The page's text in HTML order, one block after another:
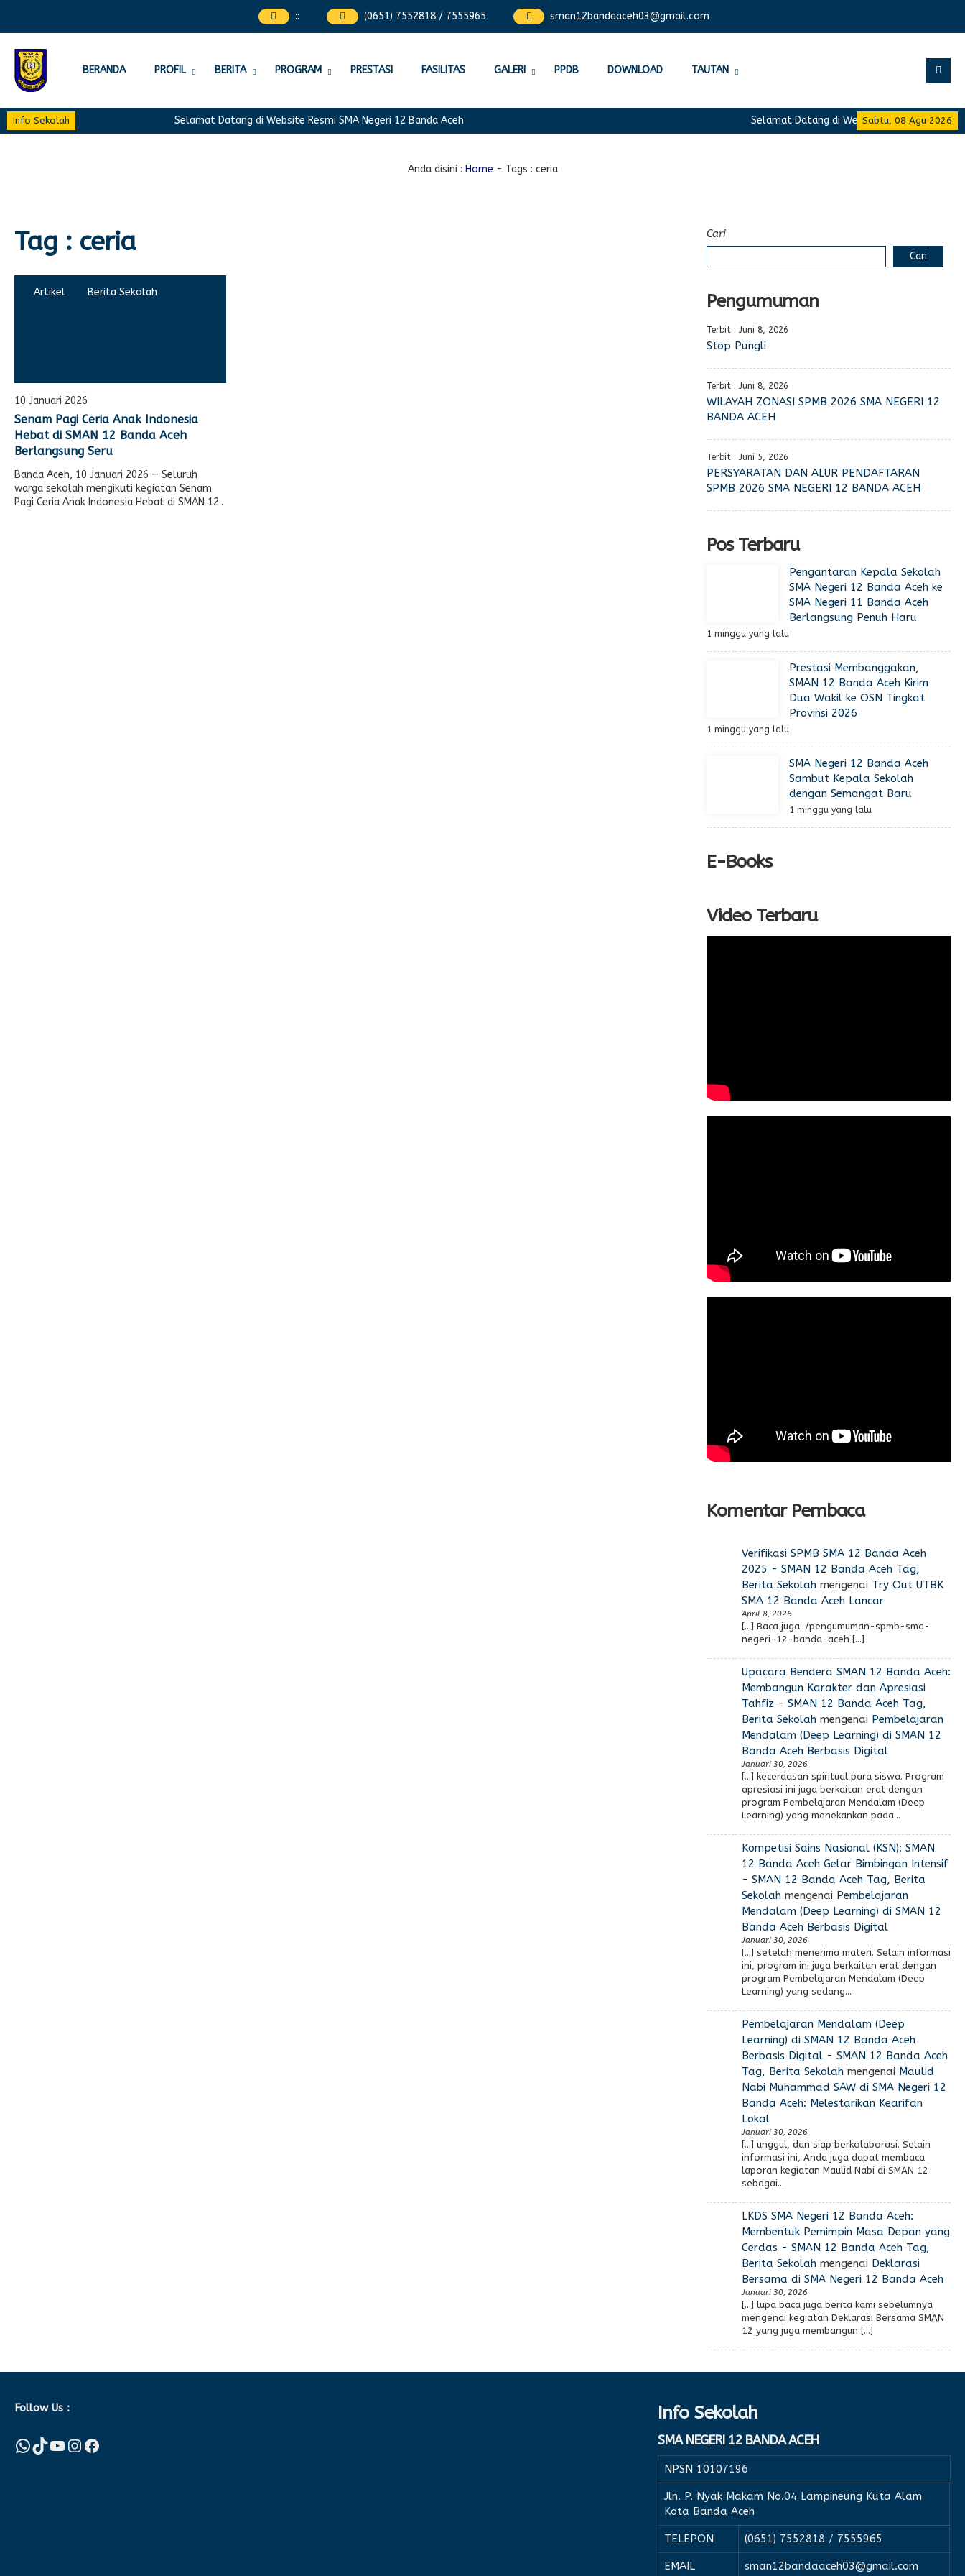
:: (0651) 7552818 / 7555965 sman12bandaaceh03@gmail.com
BERANDA PROFIL BERITA PROGRAM PRESTASI FASILITAS GALERI PPDB DOWNLOAD TAUTAN
Info Sekolah Sabtu, 08 Agu 2026
Selamat Datang di Website Resmi SMA Negeri
Selamat Datang di Website Resmi SMA Negeri 12 Banda Aceh
Anda disini : Home - Tags : ceria
Tag : ceria
Artikel Berita Sekolah
10 Januari 2026
Senam Pagi Ceria Anak Indonesia
Hebat di SMAN 12 Banda Aceh
Berlangsung Seru
Banda Aceh, 10 Januari 2026 — Seluruh
warga sekolah mengikuti kegiatan Senam
Pagi Ceria Anak Indonesia Hebat di SMAN 12..
Cari
Cari
Pengumuman
Terbit : Juni 8, 2026
Stop Pungli
Terbit : Juni 8, 2026
WILAYAH ZONASI SPMB 2026 SMA NEGERI 12
BANDA ACEH
Terbit : Juni 5, 2026
PERSYARATAN DAN ALUR PENDAFTARAN
SPMB 2026 SMA NEGERI 12 BANDA ACEH
Pos Terbaru
Pengantaran Kepala Sekolah
SMA Negeri 12 Banda Aceh ke
SMA Negeri 11 Banda Aceh
Berlangsung Penuh Haru
1 minggu yang lalu
Prestasi Membanggakan,
SMAN 12 Banda Aceh Kirim
Dua Wakil ke OSN Tingkat
Provinsi 2026
1 minggu yang lalu
SMA Negeri 12 Banda Aceh
Sambut Kepala Sekolah
dengan Semangat Baru
1 minggu yang lalu
E-Books
Video Terbaru
Komentar Pembaca
Verifikasi SPMB SMA 12 Banda Aceh
2025 - SMAN 12 Banda Aceh Tag,
Berita Sekolahmengenai Try Out UTBK
SMA 12 Banda Aceh Lancar
April 8, 2026
[…] Baca juga: /pengumuman-spmb-sma-
negeri-12-banda-aceh […]
Upacara Bendera SMAN 12 Banda Aceh:
Membangun Karakter dan Apresiasi
Tahfiz - SMAN 12 Banda Aceh Tag,
Berita Sekolahmengenai Pembelajaran
Mendalam (Deep Learning) di SMAN 12
Banda Aceh Berbasis Digital
Januari 30, 2026
[…] kecerdasan spiritual para siswa. Program
apresiasi ini juga berkaitan erat dengan
program Pembelajaran Mendalam (Deep
Learning) yang menekankan pada…
Kompetisi Sains Nasional (KSN): SMAN
12 Banda Aceh Gelar Bimbingan Intensif
- SMAN 12 Banda Aceh Tag, Berita
Sekolahmengenai Pembelajaran
Mendalam (Deep Learning) di SMAN 12
Banda Aceh Berbasis Digital
Januari 30, 2026
[…] setelah menerima materi. Selain informasi
ini, program ini juga berkaitan erat dengan
program Pembelajaran Mendalam (Deep
Learning) yang sedang…
Pembelajaran Mendalam (Deep
Learning) di SMAN 12 Banda Aceh
Berbasis Digital - SMAN 12 Banda Aceh
Tag, Berita Sekolahmengenai Maulid
Nabi Muhammad SAW di SMA Negeri 12
Banda Aceh: Melestarikan Kearifan
Lokal
Januari 30, 2026
[…] unggul, dan siap berkolaborasi. Selain
informasi ini, Anda juga dapat membaca
laporan kegiatan Maulid Nabi di SMAN 12
sebagai…
LKDS SMA Negeri 12 Banda Aceh:
Membentuk Pemimpin Masa Depan yang
Cerdas - SMAN 12 Banda Aceh Tag,
Berita Sekolahmengenai Deklarasi
Bersama di SMA Negeri 12 Banda Aceh
Januari 30, 2026
[…] lupa baca juga berita kami sebelumnya
mengenai kegiatan Deklarasi Bersama SMAN
12 yang juga membangun […]
Follow Us :
WhatsApp
TikTok
YouTube
Instagram
Facebook
Info Sekolah
SMA NEGERI 12 BANDA ACEH
NPSN 10107196
Jln. P. Nyak Makam No.04 Lampineung Kuta Alam
Kota Banda Aceh
TELEPON (0651) 7552818 / 7555965
EMAIL sman12bandaaceh03@gmail.com